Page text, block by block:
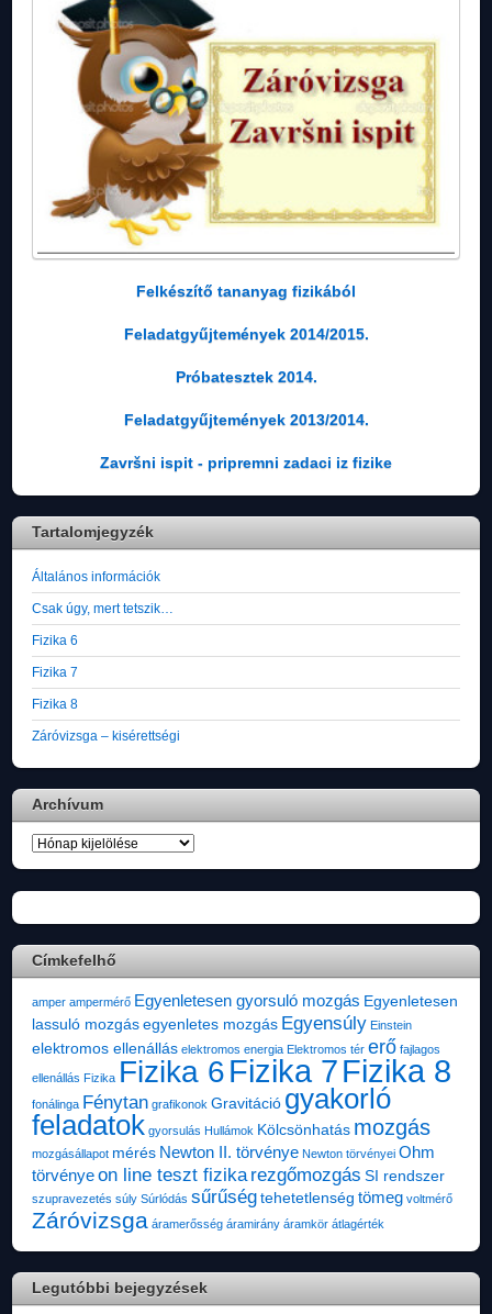
Felkészítő tananyag fizikából
Feladatgyűjtemények 2014/2015.
Próbatesztek 2014.
Feladatgyűjtemények 2013/2014.
Završni ispit - pripremni zadaci iz fizike
Tartalomjegyzék
Általános információk
Csak úgy, mert tetszik…
Fizika 6
Fizika 7
Fizika 8
Záróvizsga – kisérettségi
Archívum
Archívum
Címkefelhő
amper ampermérő Egyenletesen gyorsuló mozgás Egyenletesen
lassuló mozgás egyenletes mozgás Egyensúly Einstein
elektromos ellenállás elektromos energia Elektromos tér erő fajlagos
ellenállás Fizika Fizika 6Fizika 7Fizika 8
fonálinga Fénytan grafikonok Gravitáció gyakorló
feladatok gyorsulás Hullámok Kölcsönhatás mozgás
mozgásállapot mérés Newton II. törvénye Newton törvényei Ohm
törvényeon line teszt fizikarezgőmozgás SI rendszer
szupravezetés súly Súrlódás sűrűség tehetetlenség tömeg voltmérő
Záróvizsga áramerősség áramirány áramkör átlagérték
Legutóbbi bejegyzések